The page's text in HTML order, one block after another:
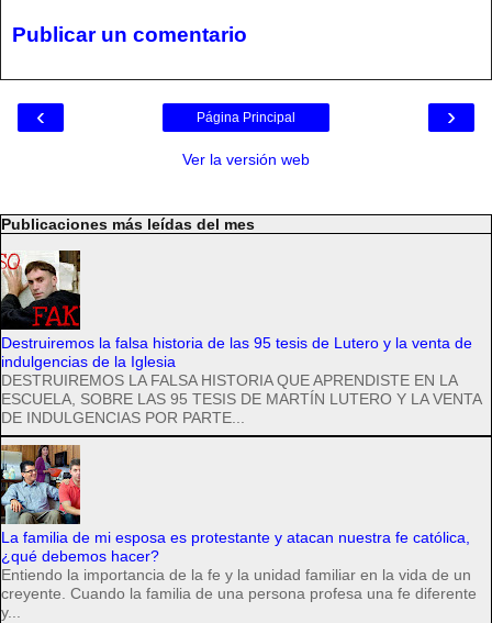
Publicar un comentario
‹ ›
Página Principal
Ver la versión web
Publicaciones más leídas del mes
Destruiremos la falsa historia de las 95 tesis de Lutero y la venta de
indulgencias de la Iglesia
DESTRUIREMOS LA FALSA HISTORIA QUE APRENDISTE EN LA
ESCUELA, SOBRE LAS 95 TESIS DE MARTÍN LUTERO Y LA VENTA
DE INDULGENCIAS POR PARTE...
La familia de mi esposa es protestante y atacan nuestra fe católica,
¿qué debemos hacer?
Entiendo la importancia de la fe y la unidad familiar en la vida de un
creyente. Cuando la familia de una persona profesa una fe diferente
y...